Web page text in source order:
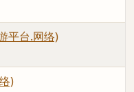
平台.网络)
)